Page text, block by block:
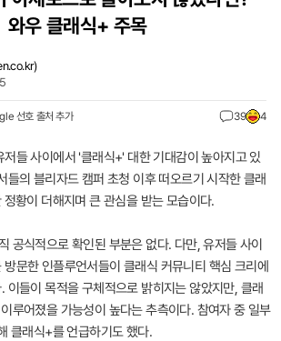
와우 클래식+ 주목
)
선호 출처 추가 39 4
들 사이에서 '클래식+' 대한 기대감이 높아지고 있
들의 블리자드 캠퍼 초청 이후 떠오르기 시작한 클래
황이 더해지며 큰 관심을 받는 모습이다.
공식적으로 확인된 부분은 없다. 다만, 유저들 사이
문한 인플루언서들이 클래식 커뮤니티 핵심 크리에
이들이 목적을 구체적으로 밝히지는 않았지만, 클래
루어졌을 가능성이 높다는 추측이다. 참여자 중 일부
클래식+를 언급하기도 했다.